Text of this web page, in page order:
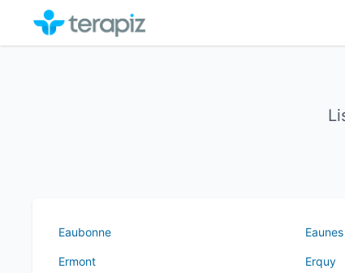
Eaubonne Eaunes
Ermont Erquy